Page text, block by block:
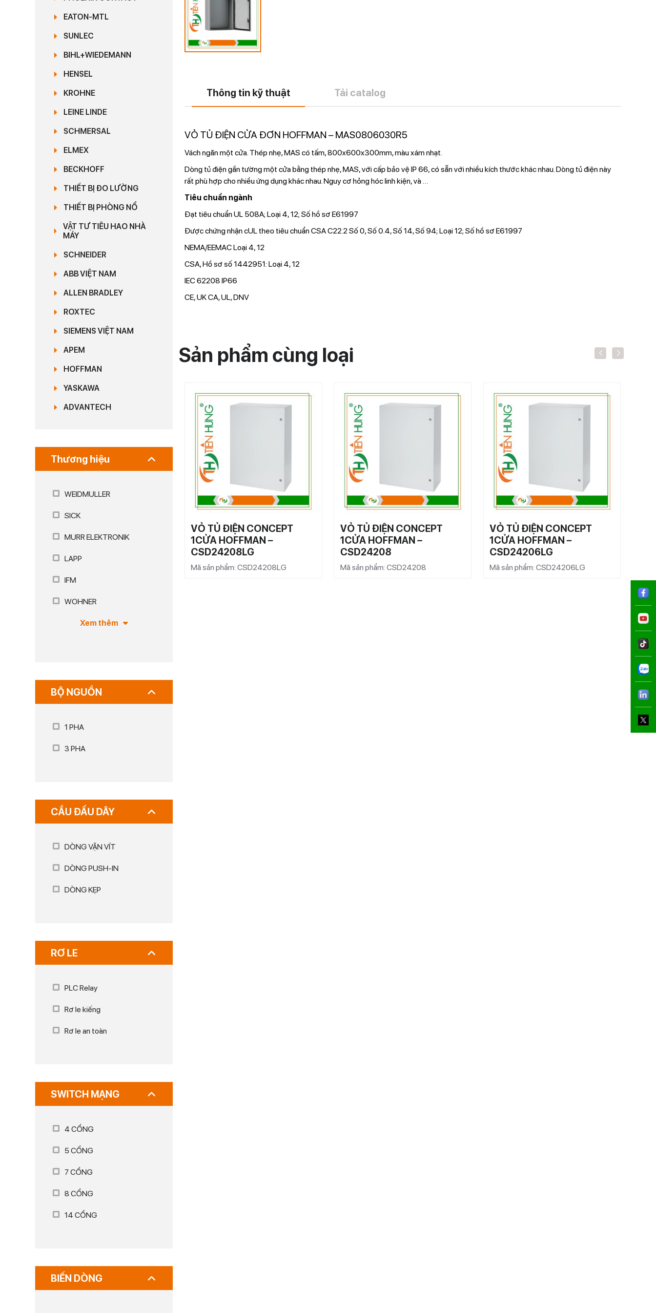
EATON-MTL
SUNLEC
BIHL+WIEDEMANN
HENSEL
KROHNE
LEINE LINDE
SCHMERSAL
ELMEX
BECKHOFF
THIẾT BỊ ĐO LƯỜNG
THIẾT BỊ PHÒNG NỔ
VẬT TƯ TIÊU HAO NHÀ
MÁY
SCHNEIDER
ABB VIỆT NAM
ALLEN BRADLEY
ROXTEC
SIEMENS VIỆT NAM
APEM
HOFFMAN
YASKAWA
ADVANTECH
Thương hiệu
WEIDMULLER
SICK
MURR ELEKTRONIK
LAPP
IFM
WOHNER
Xem thêm
BỘ NGUỒN
1 PHA
3 PHA
CẦU ĐẤU DÂY
DÒNG VẶN VÍT
DÒNG PUSH-IN
DÒNG KẸP
RƠ LE
PLC Relay
Rơ le kiếng
Rơ le an toàn
SWITCH MẠNG
4 CỔNG
5 CỔNG
7 CỔNG
8 CỔNG
14 CỔNG
BIẾN DÒNG
Thông tin kỹ thuật Tải catalog
VỎ TỦ ĐIỆN CỬA ĐƠN HOFFMAN – MAS0806030R5
Vách ngăn một cửa. Thép nhẹ, MAS có tấm, 800x600x300mm, màu xám nhạt.
Dòng tủ điện gắn tường một cửa bằng thép nhẹ, MAS, với cấp bảo vệ IP 66, có sẵn với nhiều kích thước khác nhau. Dòng tủ điện này
rất phù hợp cho nhiều ứng dụng khác nhau. Nguy cơ hỏng hóc linh kiện, và
Tiêu chuẩn ngành
Đạt tiêu chuẩn UL 508A; Loại 4, 12; Số hồ sơ E61997
Được chứng nhận cUL theo tiêu chuẩn CSA C22.2 Số 0, Số 0.4, Số 14, Số 94; Loại 12; Số hồ sơ E61997
NEMA/EEMAC Loại 4, 12
CSA, Hồ sơ số 1442951: Loại 4, 12
IEC 62208 IP66
CE, UK CA, UL, DNV
Sản phẩm cùng loại
VỎ TỦ ĐIỆN CONCEPT
1CỬA HOFFMAN –
CSD24208LG
Mã sản phẩm: CSD24208LG
VỎ TỦ ĐIỆN CONCEPT
1CỬA HOFFMAN –
CSD24208
Mã sản phẩm: CSD24208
VỎ TỦ ĐIỆN CONCEPT
1CỬA HOFFMAN –
CSD24206LG
Mã sản phẩm: CSD24206LG